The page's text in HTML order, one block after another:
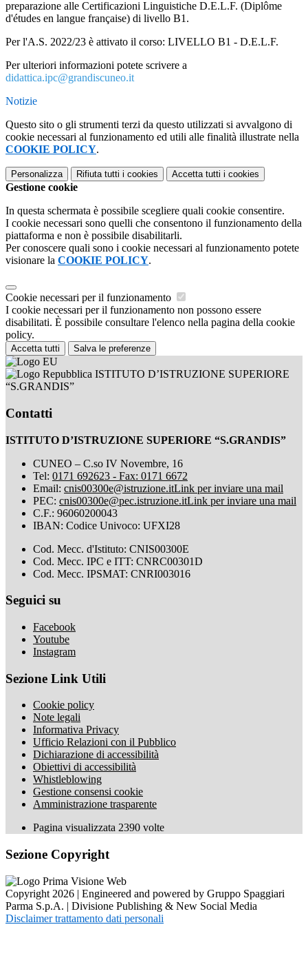
preparazione alle Certificazioni Linguistiche D.E.L.F. (Diplôme
d'études en langue française) di livello B1.
Per l'A.S. 2022/23 è attivato il corso: LIVELLO B1 - D.E.L.F.
Per ulteriori informazioni potete scrivere a
didattica.ipc@grandiscuneo.it
Notizie
Questo sito o gli strumenti terzi da questo utilizzati si avvalgono di
cookie necessari al funzionamento ed utili alle finalità illustrate nella
COOKIE POLICY.
Personalizza Rifiuta tutti i cookies Accetta tutti i cookies
Gestione cookie
In questa schermata è possibile scegliere quali cookie consentire.
I cookie necessari sono quelli che consentono il funzionamento della
piattaforma e non è possibile disabilitarli.
Per conoscere quali sono i cookie necessari al funzionamento potete
visionare la COOKIE POLICY.
Cookie necessari per il funzionamento
I cookie necessari per il funzionamento non possono essere
disabilitati. È possibile consultare l'elenco nella pagina della cookie
policy.
Accetta tutti Salva le preferenze
ISTITUTO D’ISTRUZIONE SUPERIORE
“S.GRANDIS”
Contatti
ISTITUTO D’ISTRUZIONE SUPERIORE “S.GRANDIS”
CUNEO – C.so IV Novembre, 16
Tel: 0171 692623 - Fax: 0171 6672
Email: cnis00300e@istruzione.itLink per inviare una mail
PEC: cnis00300e@pec.istruzione.itLink per inviare una mail
C.F.: 96060200043
IBAN: Codice Univoco: UFXI28
Cod. Mecc. d'Istituto: CNIS00300E
Cod. Mecc. IPC e ITT: CNRC00301D
Cod. Mecc. IPSMAT: CNRI003016
Seguici su
Facebook
Youtube
Instagram
Sezione Link Utili
Cookie policy
Note legali
Informativa Privacy
Ufficio Relazioni con il Pubblico
Dichiarazione di accessibilità
Obiettivi di accessibilità
Whistleblowing
Gestione consensi cookie
Amministrazione trasparente
Pagina visualizzata 2390 volte
Sezione Copyright
Copyright 2026 | Engineered and powered by Gruppo Spaggiari
Parma S.p.A. | Divisione Publishing & New Social Media
Disclaimer trattamento dati personali